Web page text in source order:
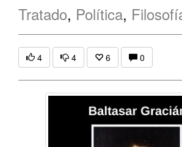
Tratado, Política,
4 4 6 0